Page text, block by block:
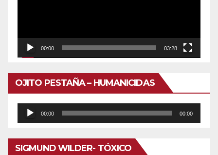
00:00 03:28
OJITO PESTAÑA – HUMANICIDAS
Reproductor
de
audio
00:00 00:00
SIGMUND WILDER- TÓXICO